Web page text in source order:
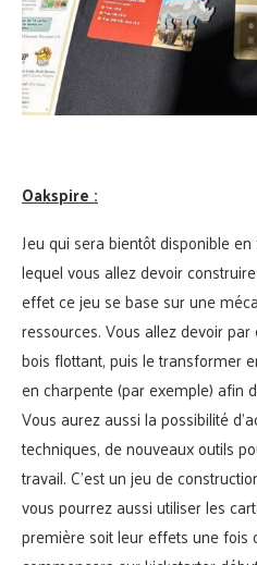
Oakspire :
Jeu qui sera bientôt disponible
lequel vous allez devoir
effet ce jeu se base sur une
ressources. Vous allez devoir
bois flottant, puis le transformer
en charpente (par exemple) afin
Vous aurez aussi la possibilité
techniques, de nouveaux outils
travail. C’est un jeu de
vous pourrez aussi utiliser les
première soit leur effets une fois